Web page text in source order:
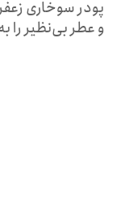
پودر سوخاری
و عطر بی‌نظیر را